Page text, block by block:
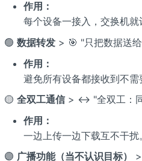
作用：
每个设备一接入，交换机就
🟢 数据转发> 🎯 "只把数据送
作用：
避免所有设备都接收到不需
🟡 全双工通信> ↔️ "全双工：
作用：
一边上传一边下载互不干扰。
🟣 广播功能（当不认识目标）